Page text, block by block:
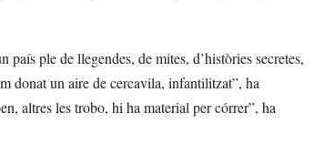
ple de llegendes, de mites, d’històries secretes,
donat un aire de cercavila, infantilitzat”, ha
altres les trobo, hi ha material per córrer”, ha